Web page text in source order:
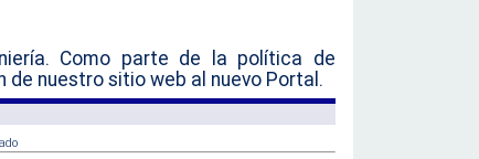
Como parte de la política de
nuestro sitio web al nuevo Portal.